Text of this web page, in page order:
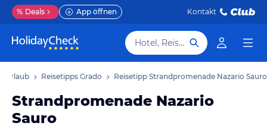
% Deals App öffnen Kontakt
Hotel, Reiseziel
Urlaub Reisetipps Grado Reisetipp Strandpromenade Nazario Sauro
Strandpromenade Nazario
Sauro